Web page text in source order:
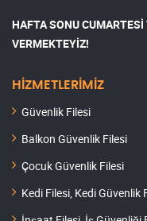
HAFTA SONU
VERMEKTEYİZ!
HİZMETLERİMİZ
Güvenlik Filesi
Balkon Güvenlik Filesi
Çocuk Güvenlik Filesi
Kedi Filesi, Kedi Güvenlik